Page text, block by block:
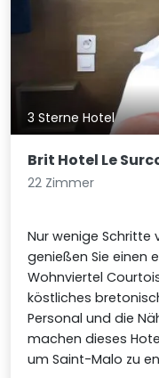
3 Sterne Hotel
Brit Hotel Le
22 Zimmer
Nur wenige Schritte
genießen Sie einen
Wohnviertel
köstliches
Personal und die
machen dieses
um Saint-Malo zu